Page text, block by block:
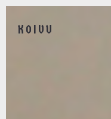
KOIVU